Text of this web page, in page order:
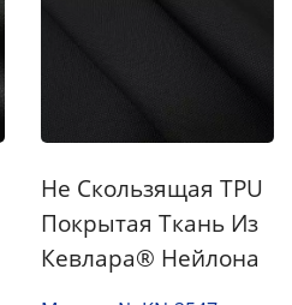
Не Скользящая TPU
Покрытая Ткань Из
Кевлара® Нейлона